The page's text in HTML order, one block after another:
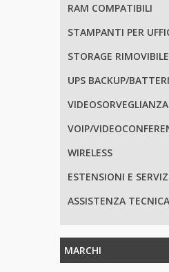
RAM COMPATIBILI
STAMPANTI PER
STORAGE
UPS BACKUP/
VIDEOSORVEGLIANZA
VOIP/
WIRELESS
ESTENSIONI E
ASSISTENZA TECNICA
MARCHI